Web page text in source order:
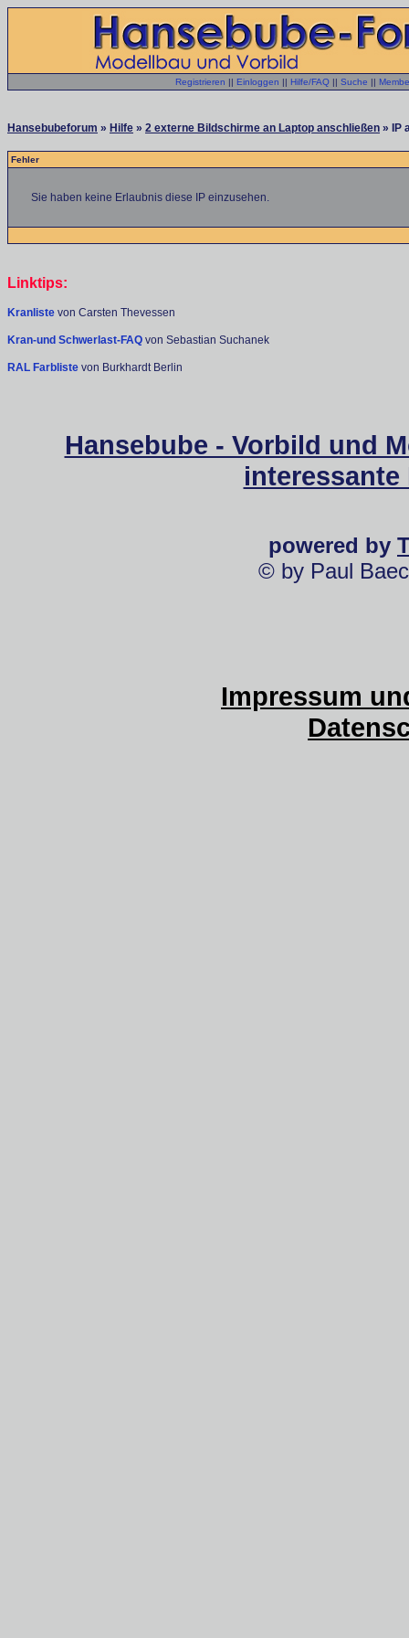
Registrieren || Einloggen || Hilfe/FAQ || Suche ||
Hansebubeforum » Hilfe » 2 externe Bildschirme an Laptop anschließen » IP
Fehler
Sie haben keine Erlaubnis diese IP einzusehen.
Linktips:
Kranliste von Carsten Thevessen
Kran-und Schwerlast-FAQ von Sebastian Suchanek
RAL Farbliste von Burkhardt Berlin
Hansebube - Vorbild und
powered by
© by Paul
Impressum